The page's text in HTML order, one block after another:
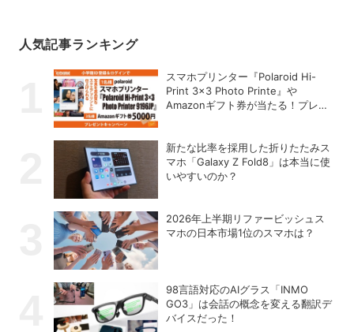
人気記事ランキング
スマホプリンター『Polaroid Hi-
Print 3×3 Photo Printe』や
Amazonギフト券が当たる！プレゼ
新たな比率を採用した折りたたみス
マホ「Galaxy Z Fold8」は本当に使
いやすいのか？
2026年上半期リファービッシュス
マホの日本市場1位のスマホは？
98言語対応のAIグラス「INMO
GO3」は会話の概念を変える翻訳デ
バイスだった！